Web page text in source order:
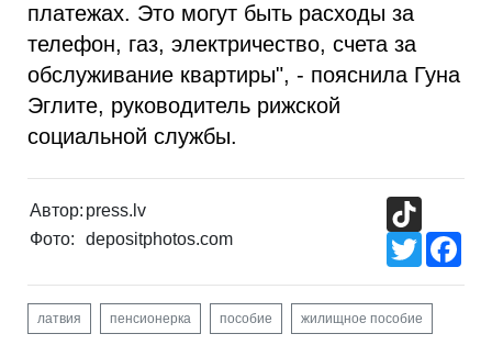
платежах. Это могут быть расходы за
телефон, газ, электричество, счета за
обслуживание квартиры", - пояснила Гуна
Эглите, руководитель рижской
социальной службы.
Автор: press.lv
Фото:
depositphotos.com
Twitter
латвия пенсионерка пособие жилищное пособие